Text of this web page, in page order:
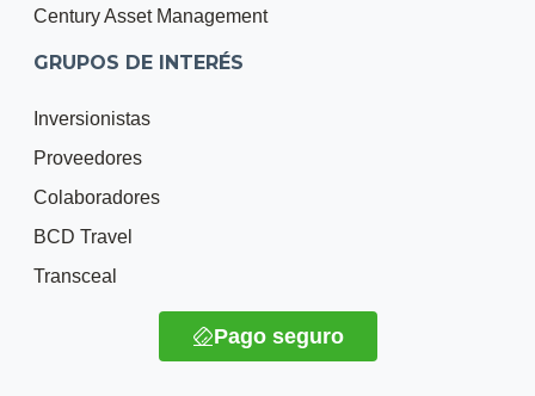
Century Asset Management
GRUPOS DE INTERÉS
Inversionistas
Proveedores
Colaboradores
BCD Travel
Transceal
Pago seguro